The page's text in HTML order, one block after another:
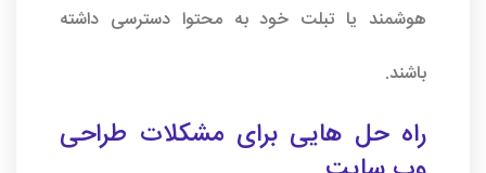
هوشمند یا تبلت خود به محتوا دسترسی داشته
باشند.
راه حل هایی برای مشکلات طراحی